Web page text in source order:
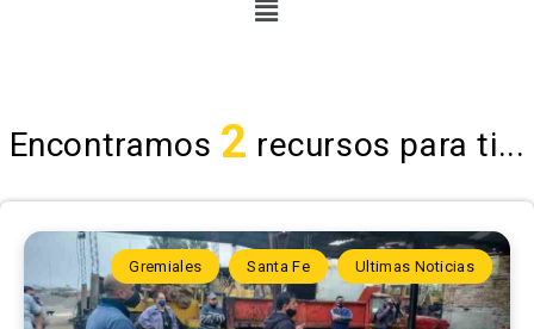
Encontramos 2 recursos para ti...
Gremiales Santa Fe Ultimas Noticias